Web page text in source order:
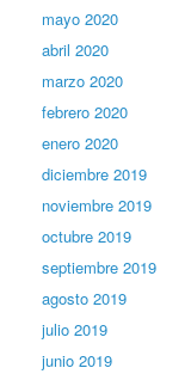
mayo 2020
abril 2020
marzo 2020
febrero 2020
enero 2020
diciembre 2019
noviembre 2019
octubre 2019
septiembre 2019
agosto 2019
julio 2019
junio 2019